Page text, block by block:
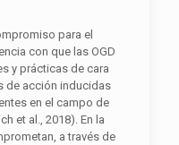
para el
con que las OGD
y prácticas de cara
de acción inducidas
en el campo de
et al., 2018). En la
a través de